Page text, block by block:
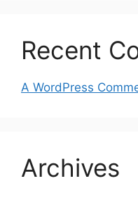
Recent
A WordPress
Archives